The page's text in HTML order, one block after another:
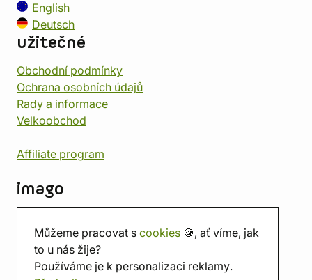
Můžeme pracovat s cookies 🍪, ať víme, jak
to u nás žije?
Používáme je k personalizaci reklamy.
English
Deutsch
užitečné
Obchodní podmínky
Ochrana osobních údajů
Rady a informace
Velkoobchod
Affiliate program
imago
Prodejna
Herna
O nás